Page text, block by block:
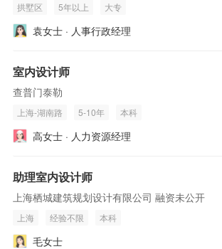
拱墅区 5年以上 大专
袁女士 · 人事行政经理
室内设计师
查普门泰勒
上海-湖南路 5-10年 本科
高女士 · 人力资源经理
助理室内设计师
上海栖城建筑规划设计有限公司 融资未公开
上海 经验不限 本科
毛女士